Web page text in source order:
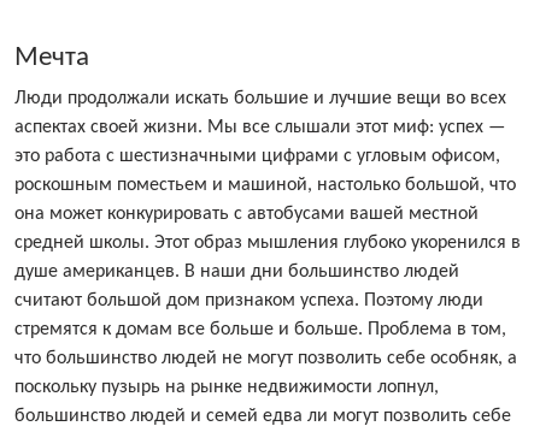
Мечта
Люди продолжали искать большие и лучшие вещи во всех
аспектах своей жизни. Мы все слышали этот миф: успех —
это работа с шестизначными цифрами с угловым офисом,
роскошным поместьем и машиной, настолько большой, что
она может конкурировать с автобусами вашей местной
средней школы. Этот образ мышления глубоко укоренился в
душе американцев. В наши дни большинство людей
считают большой дом признаком успеха. Поэтому люди
стремятся к домам все больше и больше. Проблема в том,
что большинство людей не могут позволить себе особняк, а
поскольку пузырь на рынке недвижимости лопнул,
большинство людей и семей едва ли могут позволить себе